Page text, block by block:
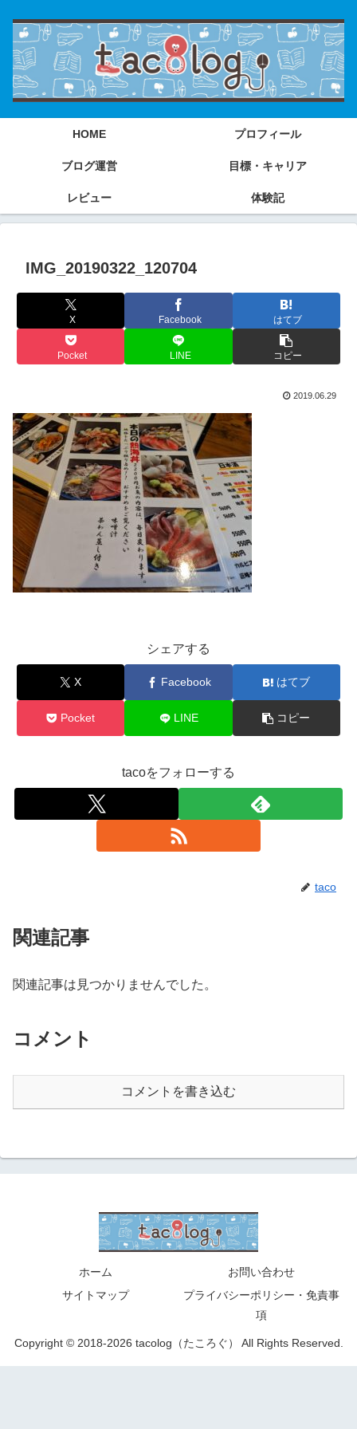
HOME プロフィール
ブログ運営 目標・キャリア
レビュー 体験記
IMG_20190322_120704
X Facebook はてブ
Pocket LINE コピー
2019.06.29
シェアする
X Facebook はてブ
Pocket LINE コピー
tacoをフォローする
taco
関連記事
関連記事は見つかりませんでした。
コメント
コメントを書き込む
ホーム
お問い合わせ
サイトマップ
プライバシーポリシー・免責事
項
Copyright © 2018-2026 tacolog（たころぐ） All Rights Reserved.